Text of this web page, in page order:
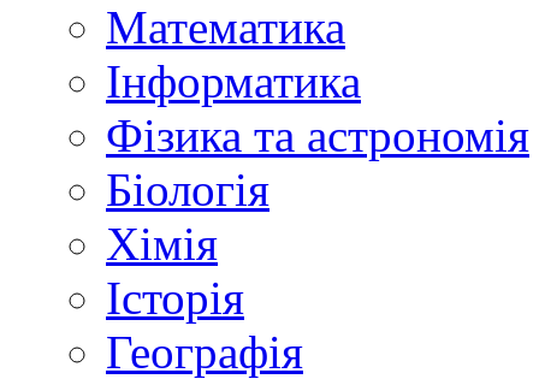
Математика
Інформатика
Фізика та астрономія
Біологія
Хімія
Історія
Географія